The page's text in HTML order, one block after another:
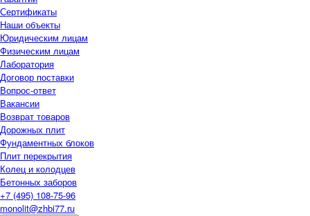
Сертификаты
Наши объекты
Юридическим лицам
Физическим лицам
Лаборатория
Договор поставки
Вопрос-ответ
Вакансии
Возврат товаров
Дорожных плит
Фундаментных блоков
Плит перекрытия
Колец и колодцев
Бетонных заборов
+7 (495) 108-75-96
monolit@zhbi77.ru